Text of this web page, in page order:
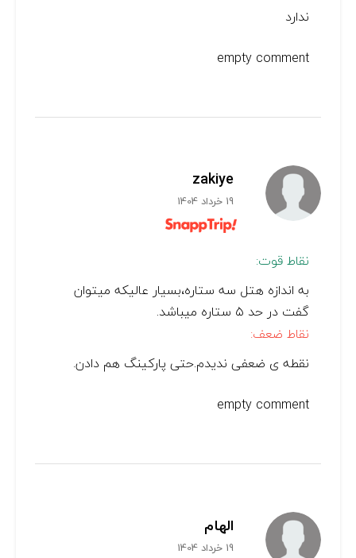
ندارد
empty comment
zakiye
19 خرداد 1404
نقاط قوت:
به اندازه هتل سه ستاره،بسیار عالیکه میتوان
گفت در حد ۵ ستاره میباشد.
نقاط ضعف:
نقطه ی ضعفی ندیدم.حتی پارکینگ هم دادن.
empty comment
الهام
19 خرداد 1404